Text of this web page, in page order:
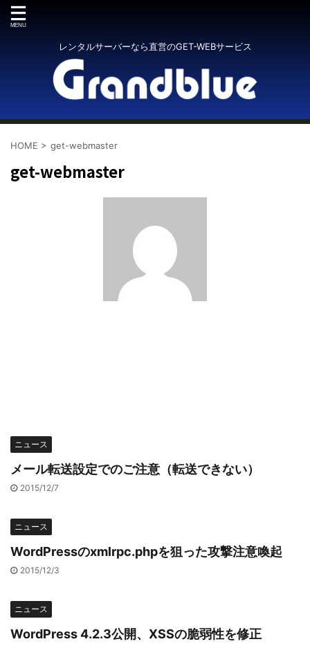
レンタルサーバーなら直営のGET-WEBサービス
HOME > get-webmaster
get-webmaster
ニュース
メール転送設定でのご注意（転送できない）
2015/12/7
ニュース
WordPressのxmlrpc.phpを狙った攻撃注意喚起
2015/12/3
ニュース
WordPress 4.2.3公開、XSSの脆弱性を修正